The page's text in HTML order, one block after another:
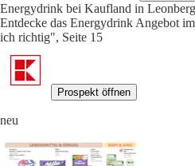
Energydrink bei Kaufland in
Entdecke das Energydrink Angebot
ich richtig", Seite 15
Prospekt öffnen
neu